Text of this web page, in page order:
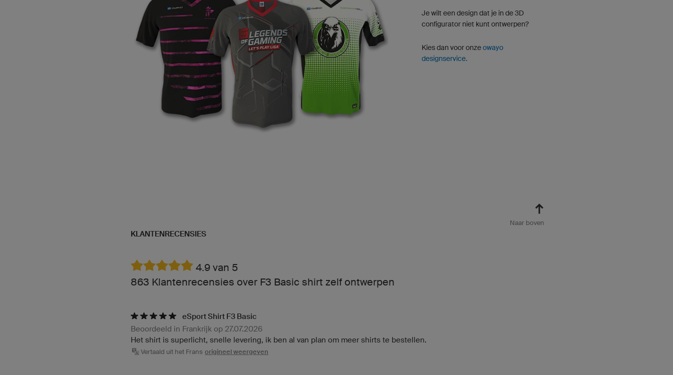
Je wilt een design dat je in de 3D
configurator niet kunt ontwerpen?
Kies dan voor onzeowayo
designservice.
Naar boven
KLANTENRECENSIES
4.9 van 5
863 Klantenrecensies over F3 Basic shirt zelf ontwerpen
eSport Shirt F3 Basic
Beoordeeld in Frankrijk op 27.07.2026
Het shirt is superlicht, snelle levering, ik ben al van plan om meer shirts te bestellen.
Vertaald uit het Frans origineel weergeven